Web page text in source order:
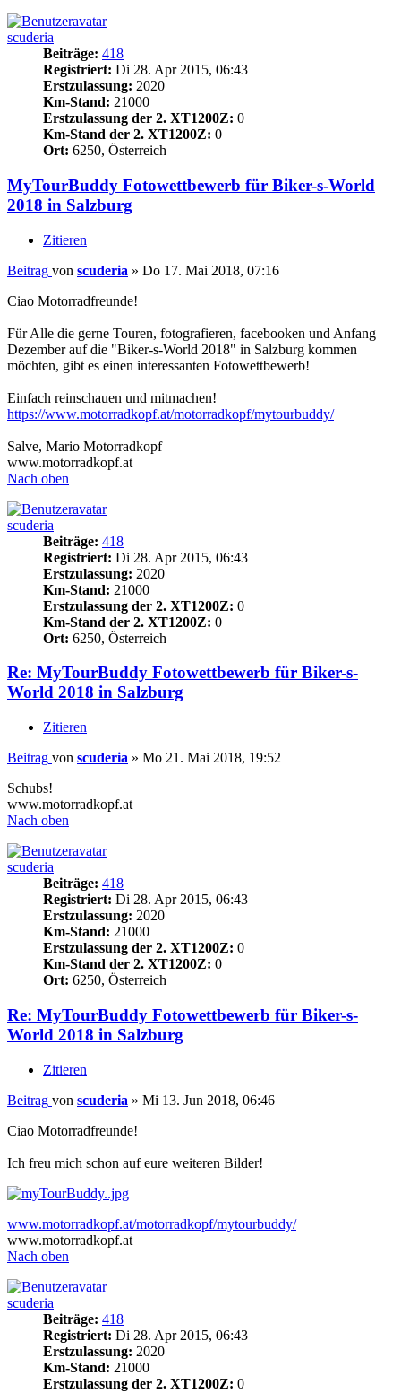
scuderia
Beiträge: 418
Registriert: Di 28. Apr 2015, 06:43
Erstzulassung: 2020
Km-Stand: 21000
Erstzulassung der 2. XT1200Z: 0
Km-Stand der 2. XT1200Z: 0
Ort: 6250, Österreich
MyTourBuddy Fotowettbewerb für Biker-s-World
2018 in Salzburg
Zitieren
Beitrag von scuderia » Do 17. Mai 2018, 07:16
Ciao Motorradfreunde!
Für Alle die gerne Touren, fotografieren, facebooken und Anfang
Dezember auf die "Biker-s-World 2018" in Salzburg kommen
möchten, gibt es einen interessanten Fotowettbewerb!
Einfach reinschauen und mitmachen!
https://www.motorradkopf.at/motorradkopf/mytourbuddy/
Salve, Mario Motorradkopf
www.motorradkopf.at
Nach oben
scuderia
Beiträge: 418
Registriert: Di 28. Apr 2015, 06:43
Erstzulassung: 2020
Km-Stand: 21000
Erstzulassung der 2. XT1200Z: 0
Km-Stand der 2. XT1200Z: 0
Ort: 6250, Österreich
Re: MyTourBuddy Fotowettbewerb für Biker-s-
World 2018 in Salzburg
Zitieren
Beitrag von scuderia » Mo 21. Mai 2018, 19:52
Schubs!
www.motorradkopf.at
Nach oben
scuderia
Beiträge: 418
Registriert: Di 28. Apr 2015, 06:43
Erstzulassung: 2020
Km-Stand: 21000
Erstzulassung der 2. XT1200Z: 0
Km-Stand der 2. XT1200Z: 0
Ort: 6250, Österreich
Re: MyTourBuddy Fotowettbewerb für Biker-s-
World 2018 in Salzburg
Zitieren
Beitrag von scuderia » Mi 13. Jun 2018, 06:46
Ciao Motorradfreunde!
Ich freu mich schon auf eure weiteren Bilder!
www.motorradkopf.at/motorradkopf/mytourbuddy/
www.motorradkopf.at
Nach oben
scuderia
Beiträge: 418
Registriert: Di 28. Apr 2015, 06:43
Erstzulassung: 2020
Km-Stand: 21000
Erstzulassung der 2. XT1200Z: 0